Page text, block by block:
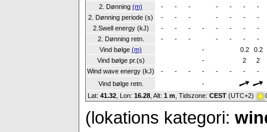
2. Dønning (m) - - - - - -
-
2. Dønning periode (s)
- - - - - -
-
2.Swell energy (kJ)
- - - - - - -
-
2. Dønning retn.
- - - - - -
-
Vind bølge (m) - 0.2
0.2
Vind bølge pr.(s)
- 2
2
Wind wave energy (kJ)
- - - - - - -
-
Vind bølge retn.
-
Lat: 41.32 , Lon: 16.28 Alt: 1 m , Tidszone: CEST (UTC+2)
(lokations kategori: